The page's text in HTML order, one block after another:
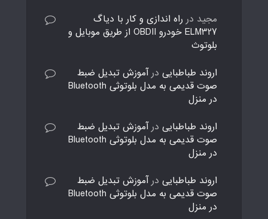
مجید در راه اندازی و کار با دیاگ
ELM327 خودرو OBDII از طریق موبایل و
بلوتوث
اروند طباطبایی درآموزش تبدیل ضبط
صوت قدیمی به مدل بلوتوثی Bluetooth
در منزل
اروند طباطبایی درآموزش تبدیل ضبط
صوت قدیمی به مدل بلوتوثی Bluetooth
در منزل
اروند طباطبایی درآموزش تبدیل ضبط
صوت قدیمی به مدل بلوتوثی Bluetooth
در منزل